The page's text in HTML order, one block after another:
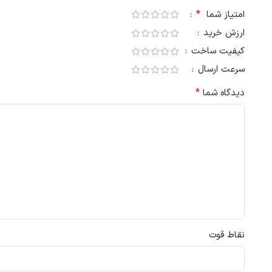
امتیاز شما *
ارزش خرید
کیفیت ساخت
سرعت ارسال
دیدگاه شما *
نقاط قوت